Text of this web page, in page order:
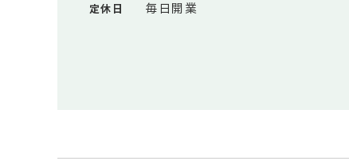
定休日 毎日開業